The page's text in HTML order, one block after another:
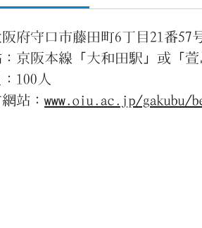
府守口市藤田町6丁目21番57
京阪本線「大和田駅」或「
100人
站：www.oiu.ac.jp/gakubu/